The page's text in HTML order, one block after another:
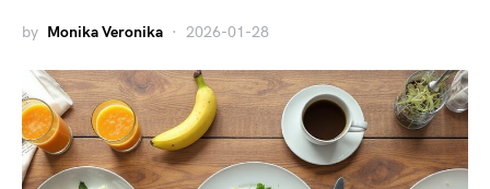
by Monika Veronika 2026-01-28